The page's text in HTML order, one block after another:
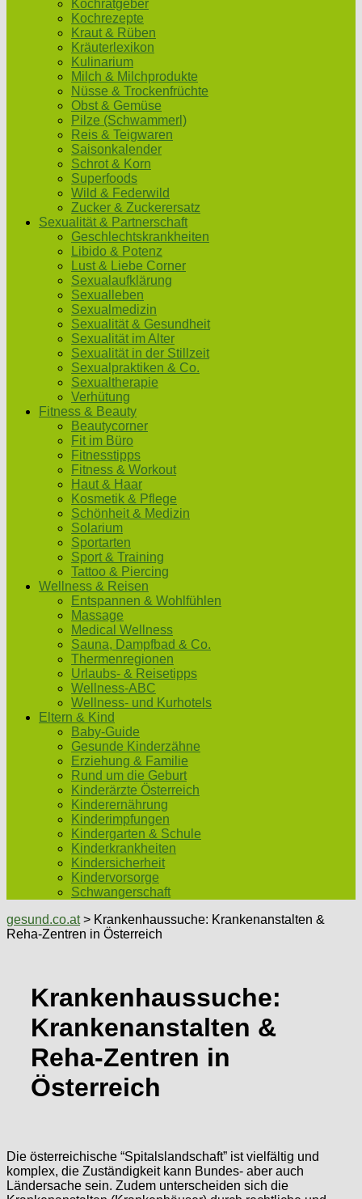
Kochratgeber
Kochrezepte
Kraut & Rüben
Kräuterlexikon
Kulinarium
Milch & Milchprodukte
Nüsse & Trockenfrüchte
Obst & Gemüse
Pilze (Schwammerl)
Reis & Teigwaren
Saisonkalender
Schrot & Korn
Superfoods
Wild & Federwild
Zucker & Zuckerersatz
Sexualität & Partnerschaft
Geschlechtskrankheiten
Libido & Potenz
Lust & Liebe Corner
Sexualaufklärung
Sexualleben
Sexualmedizin
Sexualität & Gesundheit
Sexualität im Alter
Sexualität in der Stillzeit
Sexualpraktiken & Co.
Sexualtherapie
Verhütung
Fitness & Beauty
Beautycorner
Fit im Büro
Fitnesstipps
Fitness & Workout
Haut & Haar
Kosmetik & Pflege
Schönheit & Medizin
Solarium
Sportarten
Sport & Training
Tattoo & Piercing
Wellness & Reisen
Entspannen & Wohlfühlen
Massage
Medical Wellness
Sauna, Dampfbad & Co.
Thermenregionen
Urlaubs- & Reisetipps
Wellness-ABC
Wellness- und Kurhotels
Eltern & Kind
Baby-Guide
Gesunde Kinderzähne
Erziehung & Familie
Rund um die Geburt
Kinderärzte Österreich
Kinderernährung
Kinderimpfungen
Kindergarten & Schule
Kinderkrankheiten
Kindersicherheit
Kindervorsorge
Schwangerschaft
gesund.co.at> Krankenhaussuche: Krankenanstalten &
Reha-Zentren in Österreich
Krankenhaussuche:
Krankenanstalten &
Reha-Zentren in
Österreich
Die österreichische “Spitalslandschaft” ist vielfältig und
komplex, die Zuständigkeit kann Bundes- aber auch
Ländersache sein. Zudem unterscheiden sich die